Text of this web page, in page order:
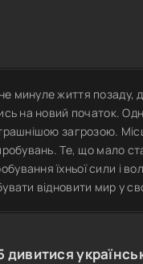
минуле життя
на новий початок.
загрозою.
Те, що мало
їхньої сили і
відновити мир у
дивитися